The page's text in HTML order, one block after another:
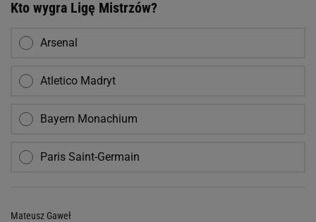
Kto wygra Ligę Mistrzów?
Arsenal
Atletico Madryt
Bayern Monachium
Paris Saint-Germain
Mateusz Gaweł